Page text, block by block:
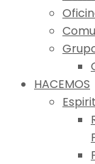
HACEMOS